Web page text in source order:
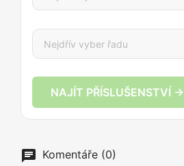
NAJÍT PŘÍSLUŠENSTVÍ →
Komentáře (0)